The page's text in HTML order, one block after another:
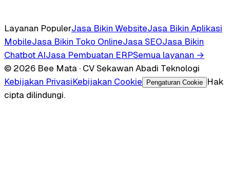
Layanan PopulerJasa Bikin WebsiteJasa Bikin Aplikasi
MobileJasa Bikin Toko OnlineJasa SEOJasa Bikin
Chatbot AIJasa Pembuatan ERPSemua layanan →
© 2026 Bee Mata · CV Sekawan Abadi Teknologi
Kebijakan PrivasiKebijakan Cookie Pengaturan Cookie
Hak
cipta dilindungi.